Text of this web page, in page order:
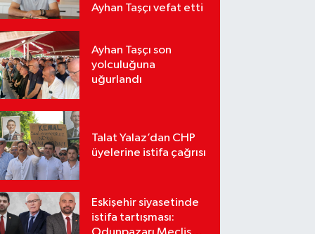
Ayhan Taşçı vefat etti
Ayhan Taşçı son
yolculuğuna
uğurlandı
Talat Yalaz’dan CHP
üyelerine istifa çağrısı
Eskişehir siyasetinde
istifa tartışması: